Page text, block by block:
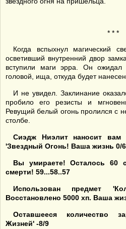
* * *
Когда вспыхнул магический
осветивший внутренний двор
вступили маги эрра. Он ожидал
головой, ища, откуда будет
И не увидел. Заклинание
пробило его резисты и
Ревущий белый огонь пролился с
столбе.
Сиэдж Ниэлит наносит вам
'Звездный Огонь! Ваша жизнь 0/
Вы умираете! Осталось 60
смерти! 59...58..57
Использован предмет
Восстановлено 5000 хп. Ваша
Оставшееся количество
Жизней' -8/9